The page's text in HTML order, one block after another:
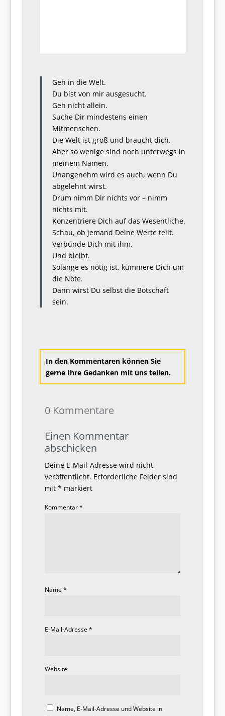
Geh in die Welt.
Du bist von mir ausgesucht.
Geh nicht allein.
Suche Dir mindestens einen
Mitmenschen.
Die Welt ist groß und braucht dich.
Aber so wenige sind noch unterwegs in
meinem Namen.
Unangenehm wird es auch, wenn Du
abgelehnt wirst.
Drum nimm Dir nichts vor – nimm
nichts mit.
Konzentriere Dich auf das Wesentliche.
Schau, ob jemand Deine Werte teilt.
Verbünde Dich mit ihm.
Und bleibt.
Solange es nötig ist, kümmere Dich um
die Nöte.
Dann wirst Du selbst die Botschaft
sein.
In den Kommentaren können Sie
gerne Ihre Gedanken mit uns teilen.
0 Kommentare
Einen Kommentar
abschicken
Deine E-Mail-Adresse wird nicht
veröffentlicht. Erforderliche Felder sind
mit * markiert
Kommentar*
Name *
E-Mail-Adresse *
Website
Name, E-Mail-Adresse und Website in